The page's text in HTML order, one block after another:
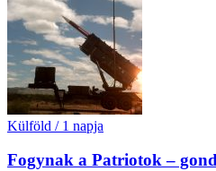
Külföld / 1 napja
Fogynak a Patriotok –